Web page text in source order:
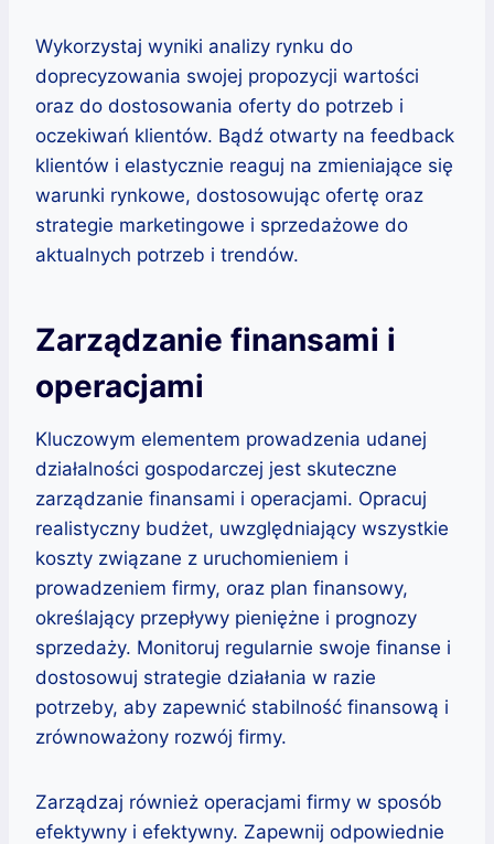
Wykorzystaj wyniki analizy rynku do
doprecyzowania swojej propozycji wartości
oraz do dostosowania oferty do potrzeb i
oczekiwań klientów. Bądź otwarty na feedback
klientów i elastycznie reaguj na zmieniające się
warunki rynkowe, dostosowując ofertę oraz
strategie marketingowe i sprzedażowe do
aktualnych potrzeb i trendów.
Zarządzanie finansami i
operacjami
Kluczowym elementem prowadzenia udanej
działalności gospodarczej jest skuteczne
zarządzanie finansami i operacjami. Opracuj
realistyczny budżet, uwzględniający wszystkie
koszty związane z uruchomieniem i
prowadzeniem firmy, oraz plan finansowy,
określający przepływy pieniężne i prognozy
sprzedaży. Monitoruj regularnie swoje finanse i
dostosowuj strategie działania w razie
potrzeby, aby zapewnić stabilność finansową i
zrównoważony rozwój firmy.
Zarządzaj również operacjami firmy w sposób
efektywny i efektywny. Zapewnij odpowiednie